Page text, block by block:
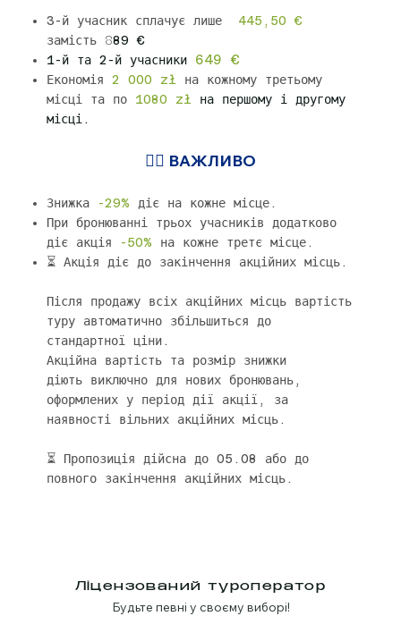
3-й учасник сплачує лише
445,50 €
замість889 €
1-й та 2-й учасники
649 €
Економія 2 000 zł
на кожному третьому
місці та по 1080 zł на першому і другому
місці.
👉🏼 ВАЖЛИВО
Знижка -29% діє на кожне місце.
При бронюванні трьох учасників додатково
діє акція
-50% на кожне третє місце.
⏳ Акція діє до закінчення акційних місць.
Після продажу всіх акційних місць вартість
туру автоматично збільшиться до
стандартної ціни.
Акційна вартість та розмір знижки
діють виключно для нових бронювань,
оформлених у період дії акції, за
наявності вільних акційних місць.
⏳ Пропозиція дійсна до 05.08 або до
повного закінчення акційних місць.
Ліцензований туроператор
Будьте певні у своєму виборі!